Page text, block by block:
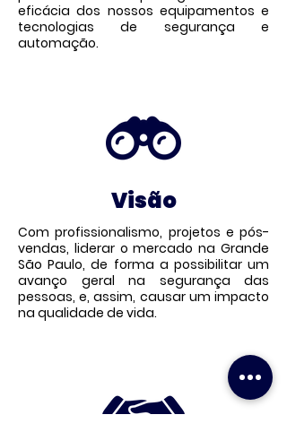
eficácia dos nossos equipamentos e
tecnologias de segurança e
automação.
Visão
Com profissionalismo, projetos e pós-
vendas, liderar o mercado na Grande
São Paulo, de forma a possibilitar um
avanço geral na segurança das
pessoas, e, assim, causar um impacto
na qualidade de vida.